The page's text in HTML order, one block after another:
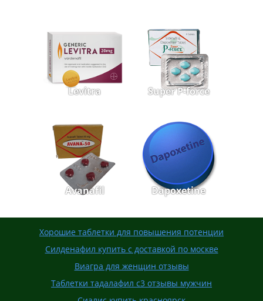
Levitra Super P-force
Avanafil Dapoxetine
Хорошие таблетки для повышения потенции
Силденафил купить с доставкой по москве
Виагра для женщин отзывы
Таблетки тадалафил с3 отзывы мужчин